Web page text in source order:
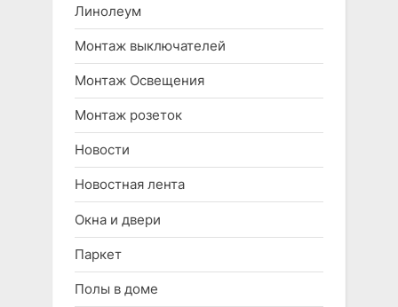
Линолеум
Монтаж выключателей
Монтаж Освещения
Монтаж розеток
Новости
Новостная лента
Окна и двери
Паркет
Полы в доме